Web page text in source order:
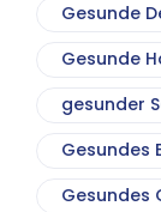
Gesunde
Gesunde
gesunder
Gesundes
Gesundes